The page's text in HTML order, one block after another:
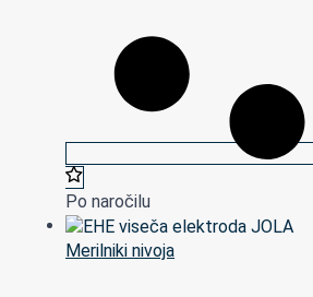
Po naročilu
Merilniki nivoja